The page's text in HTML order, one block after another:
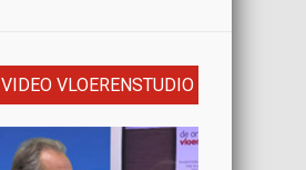
VIDEO VLOERENSTUDIO